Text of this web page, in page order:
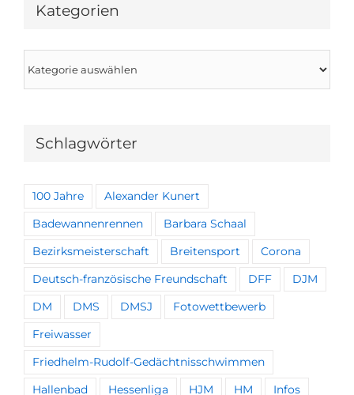
Kategorien
Kategorien
Schlagwörter
100 Jahre Alexander Kunert
Badewannenrennen Barbara Schaal
Bezirksmeisterschaft Breitensport Corona
Deutsch-französische Freundschaft DFF DJM
DM DMS DMSJ Fotowettbewerb
Freiwasser
Friedhelm-Rudolf-Gedächtnisschwimmen
Hallenbad Hessenliga HJM HM Infos